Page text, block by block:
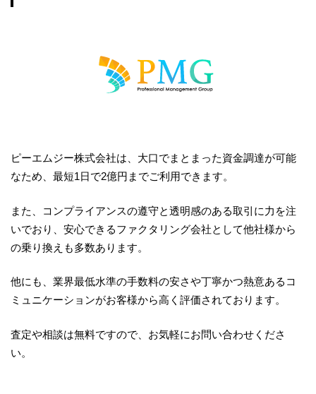
ピーエムジー株式会社は、大口でまとまった資金調達が可能
なため、最短1日で2億円までご利用できます。
また、コンプライアンスの遵守と透明感のある取引に力を注
いでおり、安心できるファクタリング会社として他社様から
の乗り換えも多数あります。
他にも、業界最低水準の手数料の安さや丁寧かつ熱意あるコ
ミュニケーションがお客様から高く評価されております。
査定や相談は無料ですので、お気軽にお問い合わせくださ
い。